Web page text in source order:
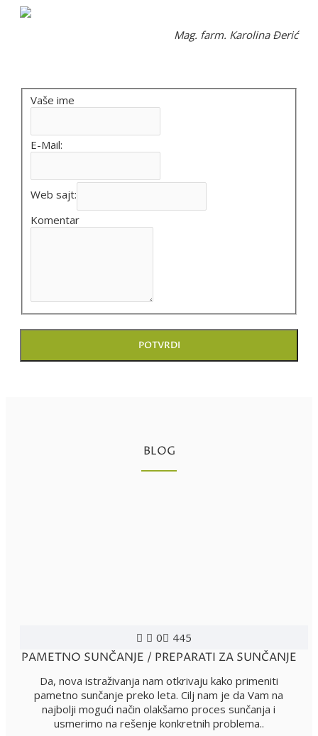
Mag. farm. Karolina Đerić
Vaše ime
E-Mail:
Web sajt:
Komentar
POTVRDI
BLOG
0 445
PAMETNO SUNČANJE / PREPARATI ZA SUNČANJE
Da, nova istraživanja nam otkrivaju kako primeniti
pametno sunčanje preko leta. Cilj nam je da Vam na
najbolji mogući način olakšamo proces sunčanja i
usmerimo na rešenje konkretnih problema..